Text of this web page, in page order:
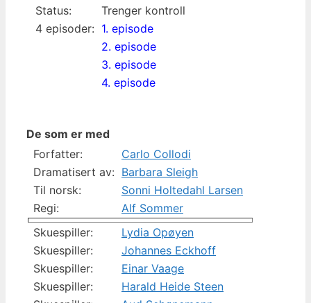
Status:
Trenger kontroll
4 episoder: 1. episode
2. episode
3. episode
4. episode
De som er med
Forfatter:
Carlo Collodi
Dramatisert av: Barbara Sleigh
Til norsk:
Sonni Holtedahl Larsen
Regi:
Alf Sommer
Skuespiller:
Lydia Opøyen
Skuespiller:
Johannes Eckhoff
Skuespiller:
Einar Vaage
Skuespiller:
Harald Heide Steen